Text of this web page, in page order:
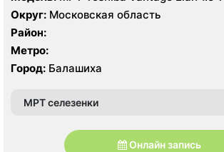
Округ: Московская область
Район:
Метро:
Город: Балашиха
МРТ селезенки
Онлайн запись